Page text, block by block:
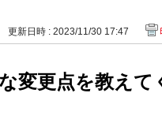
更新日時 : 2023/11/30 17:47
変更点を教えて